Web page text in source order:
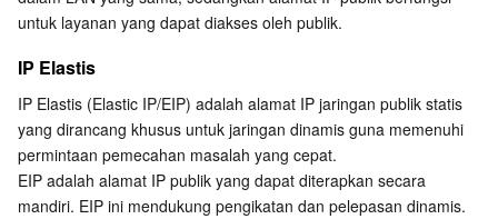
Peering Connection
Flow Logs
Anycast Internet Acceleration
Bandwidth Package
Customer Identity and Access Management
Mesin Kontrol Risiko
Anti-Cheat Expert
Tencent Container Security Service
Cloud Security Center
LAYANAN PEMINDAIAN KERENTANAN
Firewall Manager
SSL Certificates
Private DNS
HTTPDNS
DNSPod
Tencent Ecard
Kolaborasi Kantor
Tencent eSign
Tencent VooV Meeting
Tencent LearnShare
Data Besar
Elastic MapReduce
Elasticsearch Service
Dasar AI
Face Recognition
Aplikasi AI
untuk layanan yang dapat diakses oleh publik.
IP Elastis
IP Elastis (Elastic IP/EIP) adalah alamat IP jaringan publik statis
yang dirancang khusus untuk jaringan dinamis guna memenuhi
permintaan pemecahan masalah yang cepat.
EIP adalah alamat IP publik yang dapat diterapkan secara
mandiri. EIP ini mendukung pengikatan dan pelepasan dinamis.